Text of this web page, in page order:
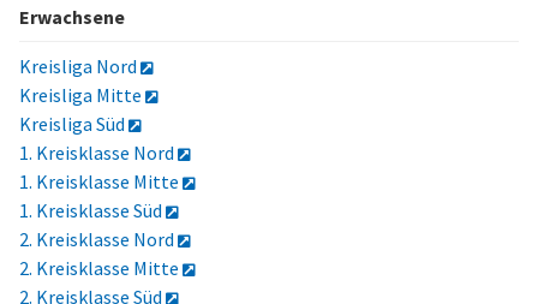
Erwachsene
Kreisliga Nord
Kreisliga Mitte
Kreisliga Süd
1. Kreisklasse Nord
1. Kreisklasse Mitte
1. Kreisklasse Süd
2. Kreisklasse Nord
2. Kreisklasse Mitte
2. Kreisklasse Süd